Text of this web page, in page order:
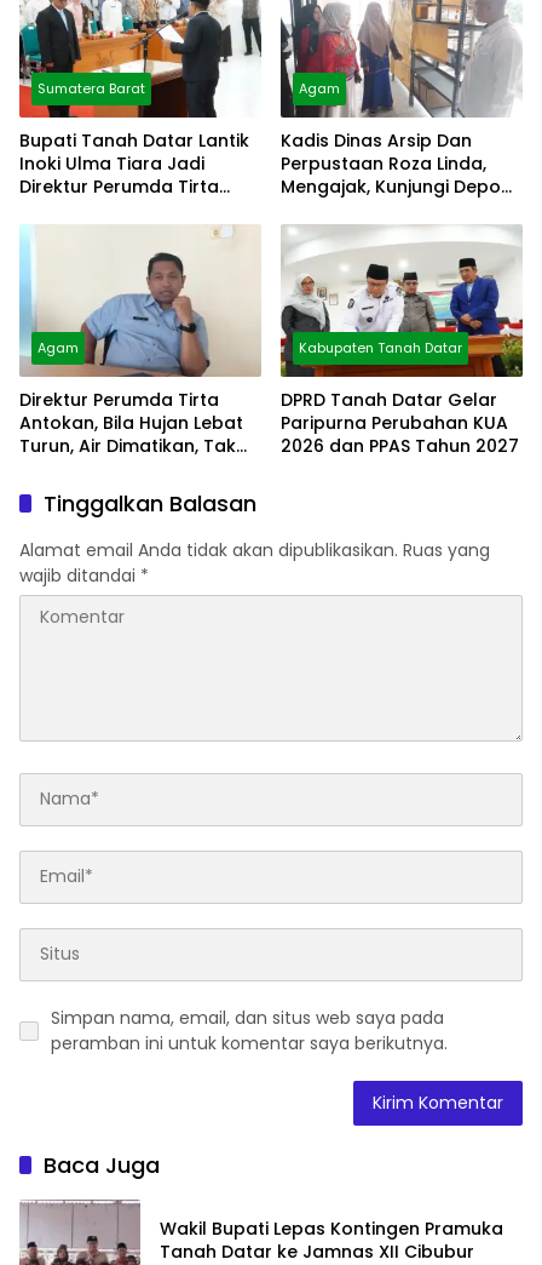
Sumatera Barat
Bupati Tanah Datar Lantik
Inoki Ulma Tiara Jadi
Direktur Perumda Tirta
Agam
Kadis Dinas Arsip Dan
Perpustaan Roza Linda,
Mengajak, Kunjungi Depo
Agam
Direktur Perumda Tirta
Antokan, Bila Hujan Lebat
Turun, Air Dimatikan, Tak
Kabupaten Tanah Datar
DPRD Tanah Datar Gelar
Paripurna Perubahan KUA
2026 dan PPAS Tahun 2027
Tinggalkan Balasan
Alamat email Anda tidak akan dipublikasikan. Ruas yang
wajib ditandai *
Simpan nama, email, dan situs web saya pada
peramban ini untuk komentar saya berikutnya.
Baca Juga
Wakil Bupati Lepas Kontingen Pramuka
Tanah Datar ke Jamnas XII Cibubur